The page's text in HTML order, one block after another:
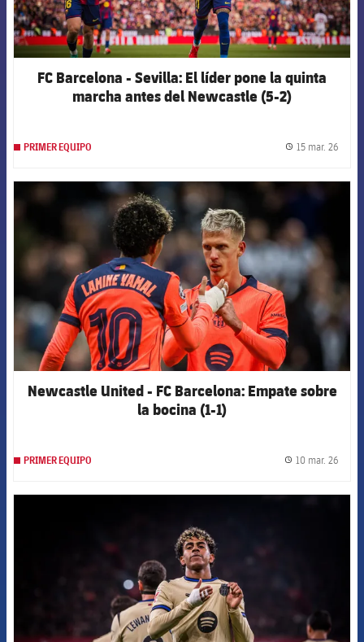
FC Barcelona - Sevilla: El líder pone la quinta
marcha antes del Newcastle (5-2)
PRIMER EQUIPO 15 mar. 26
FCB Barcelona badge
Newcastle United - FC Barcelona: Empate sobre
la bocina (1-1)
PRIMER EQUIPO 10 mar. 26